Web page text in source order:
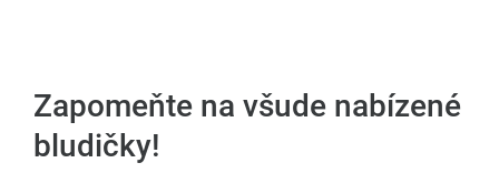
Zapomeňte na všude nabízené
bludičky!